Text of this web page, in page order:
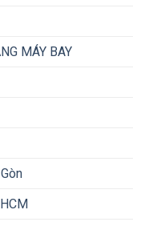
MÁY BAY